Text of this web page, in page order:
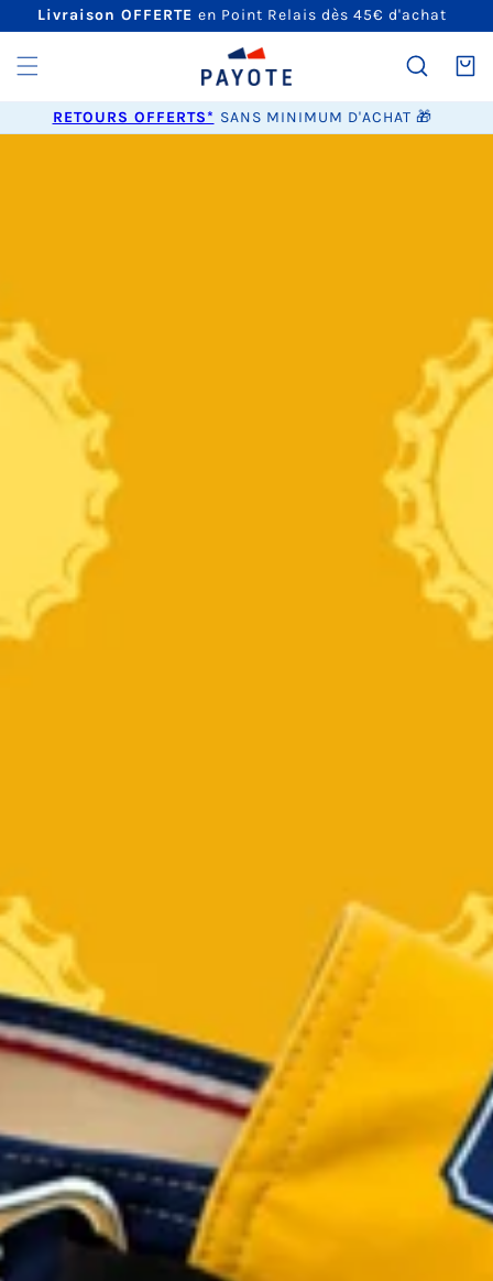
PASSER
CONTENU
Livraison OFFERTE en Point Relais dès 45€ d'achat
Panier
RETOURS OFFERTS* SANS MINIMUM D'ACHAT 🎁